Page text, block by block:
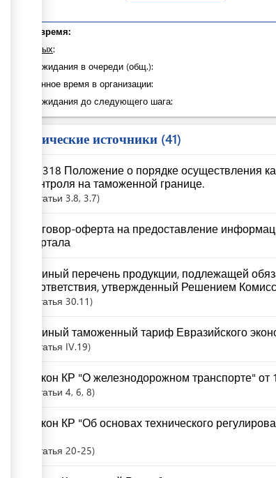
Общее время:
из которых:
Время ожидания в очереди (общ.):
Затраченное время в организации:
Время ожидания до следующего шага:
Юридические источники 41
№ 318 Положение о порядке осуществления
контроля на таможенной границе.
Статьи 3.8, 3.7
Договор-оферта на предоставление
портала
Единый перечень продукции, подлежащей
соответствия, утвержденный Решением
Статья 30.11
Единый таможенный тариф Евразийского
Статья IV.19
Закон КР "О железнодорожном транспорте" от
Статьи 4, 6, 8
Закон КР "Об основах технического
Статья 20-25